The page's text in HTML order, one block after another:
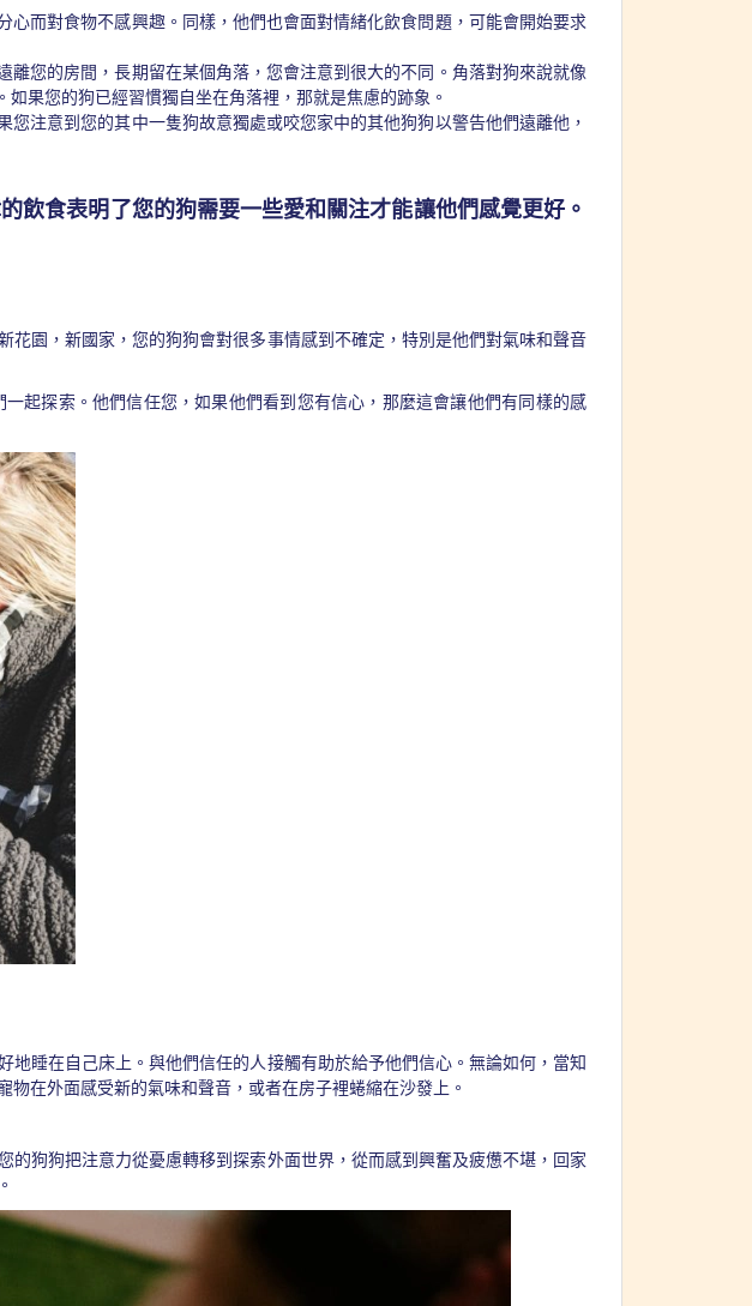
而對食物不感興趣。同樣，他們也會面對情緒化飲食問題，可能會開始要求
您的房間，長期留在某個角落，您會注意到很大的不同。角落對狗來說就像
果您的狗已經習慣獨自坐在角落裡，那就是焦慮的跡象。
注意到您的其中一隻狗故意獨處或咬您家中的其他狗狗以警告他們遠離他，
飲食表明了您的狗需要一些愛和關注才能讓他們感覺更好。
園，新國家，您的狗狗會對很多事情感到不確定，特別是他們對氣味和聲音
起探索。他們信任您，如果他們看到您有信心，那麼這會讓他們有同樣的感
睡在自己床上。與他們信任的人接觸有助於給予他們信心。無論如何，當知
在外面感受新的氣味和聲音，或者在房子裡蜷縮在沙發上。
狗狗把注意力從憂慮轉移到探索外面世界，從而感到興奮及疲憊不堪，回家